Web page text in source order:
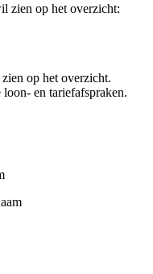
zien op het overzicht:
op het overzicht.
en tariefafspraken.